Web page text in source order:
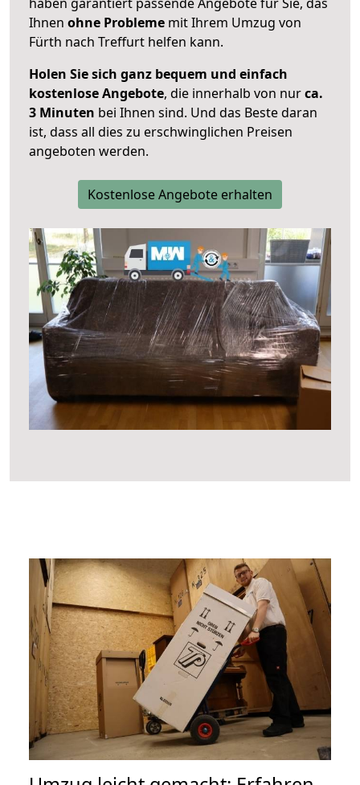
Ihnen ohne Probleme mit Ihrem Umzug von
Fürth nach Treffurt helfen kann.
Holen Sie sich ganz bequem und einfach
kostenlose Angebote, die innerhalb von nurca.
3 Minuten bei Ihnen sind. Und das Beste daran
ist, dass all dies zu erschwinglichen Preisen
angeboten werden.
Kostenlose Angebote erhalten